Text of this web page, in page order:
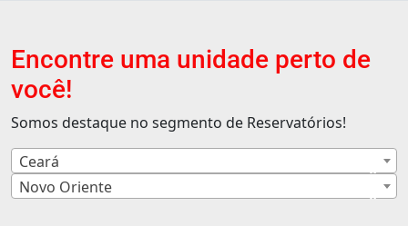
Encontre uma unidade perto de
você!
Somos destaque no segmento de Reservatórios!
×
Ceará
×
Novo Oriente